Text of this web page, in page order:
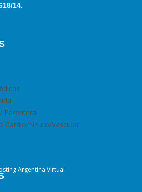
14.
Parenteral
Cardio/Neuro/Vascular
Argentina Virtual